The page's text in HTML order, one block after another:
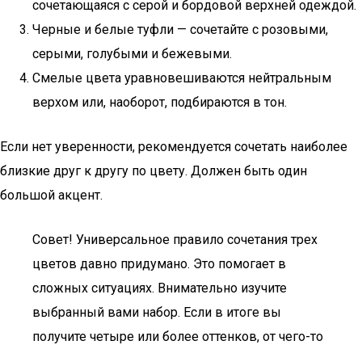
сочетающаяся с серой и бордовой верхней одеждой.
Черные и белые туфли — сочетайте с розовыми,
серыми, голубыми и бежевыми.
Смелые цвета уравновешиваются нейтральным
верхом или, наоборот, подбираются в тон.
Если нет уверенности, рекомендуется сочетать наиболее
близкие друг к другу по цвету. Должен быть один
большой акцент.
Совет! Универсальное правило сочетания трех
цветов давно придумано. Это помогает в
сложных ситуациях. Внимательно изучите
выбранный вами набор. Если в итоге вы
получите четыре или более оттенков, от чего-то